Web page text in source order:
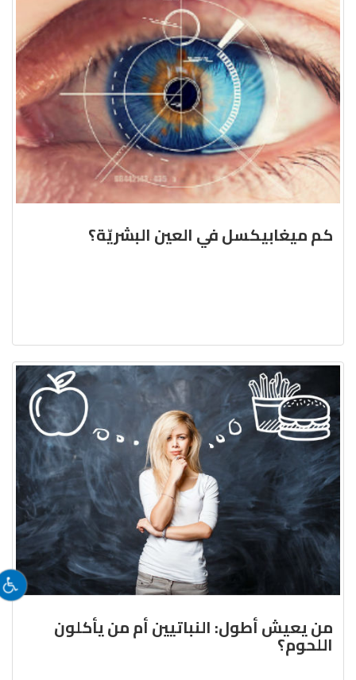
كم ميغابيكسل في العين البشريّة؟
من يعيش أطول: النباتيين أم من يأكلون
اللحوم؟